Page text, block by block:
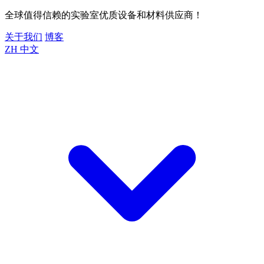
全球值得信赖的实验室优质设备和材料供应商！
关于我们 博客
ZH 中文